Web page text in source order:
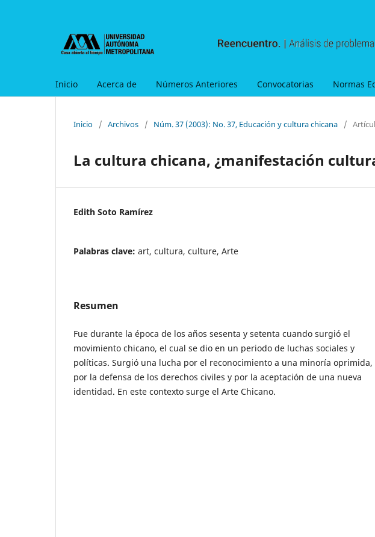
Inicio Acerca de Números Anteriores Convocatorias Normas
Inicio / Archivos / Núm. 37 (2003): No. 37, Educación y cultura chicana /
La cultura chicana, ¿manifestación
Edith Soto Ramírez
Palabras clave: art, cultura, culture, Arte
Resumen
Fue durante la época de los años sesenta y setenta cuando surgió el
movimiento chicano, el cual se dio en un periodo de luchas sociales y
políticas. Surgió una lucha por el reconocimiento a una minoría oprimida,
por la defensa de los derechos civiles y por la aceptación de una nueva
identidad. En este contexto surge el Arte Chicano.